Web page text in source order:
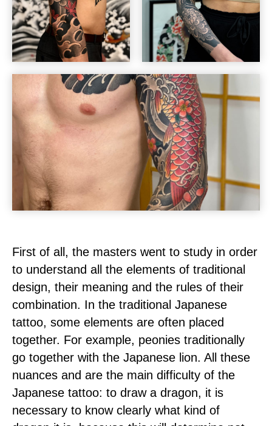
First of all, the masters went to study in order
to understand all the elements of traditional
design, their meaning and the rules of their
combination. In the traditional Japanese
tattoo, some elements are often placed
together. For example, peonies traditionally
go together with the Japanese lion. All these
nuances and are the main difficulty of the
Japanese tattoo: to draw a dragon, it is
necessary to know clearly what kind of